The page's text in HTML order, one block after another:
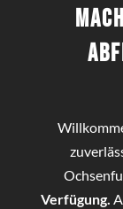
Verfügung.